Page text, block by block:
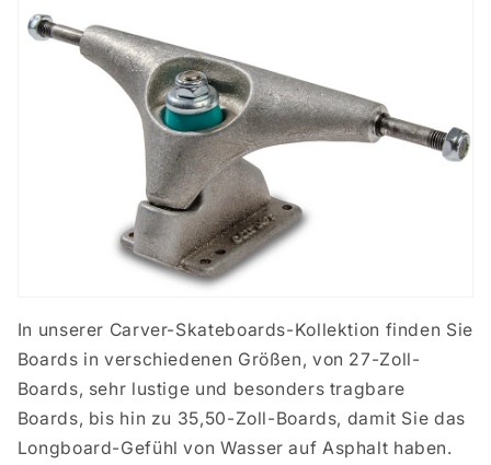
In unserer Carver-Skateboards-Kollektion finden Sie
Boards in verschiedenen Größen, von 27-Zoll-
Boards, sehr lustige und besonders tragbare
Boards, bis hin zu 35,50-Zoll-Boards, damit Sie das
Longboard-Gefühl von Wasser auf Asphalt haben.